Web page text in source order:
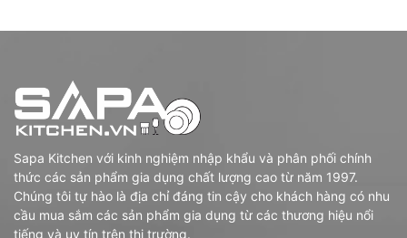
Sapa Kitchen với kinh nghiệm nhập khẩu và phân phối chính
thức các sản phẩm gia dụng chất lượng cao từ năm 1997.
Chúng tôi tự hào là địa chỉ đáng tin cậy cho khách hàng có nhu
cầu mua sắm các sản phẩm gia dụng từ các thương hiệu nổi
tiếng và uy tín trên thị trường.